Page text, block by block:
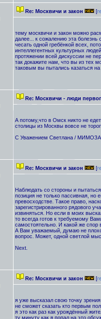
Re: Москвичи и закон [
тему москвичи и закон можно
далее... к сожалению эта болезнь
чесать одной гребёнкой всех,
интеллегентных культурных
протяжении всей дискуссии не
так докажите нам, что вы из тех
таковым вы пытались казаться
Re: Москвичи - люди
А потому,что в Омск никто не
столицы из Москвы вовсе не
С Уважением Светлана / МИМОЗА
Re: Москвичи и закон [
Наблюдать со стороны и
позиция не только пассивная,
превосходстве. Такое право,
зарегистрированного рядового
извиняться. Но если в моих
то всегда готов к требуемому
самостоятельно. И какой же спор
А Вам уважаемый, думаю не
вопрос. Может, одной светлой
Next.
Re: Москвичи и закон [
я уже высказал свою точку
не сможет сказать кто первым
я это как раз как урождённый
ту минуту как я попал на это